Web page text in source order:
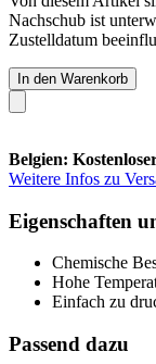
Nachschub ist
Zustelldatum
In den Warenkorb
Belgien:
Weitere Infos zu
Eigenschaften
Chemische
Hohe
Einfach zu
Passend dazu